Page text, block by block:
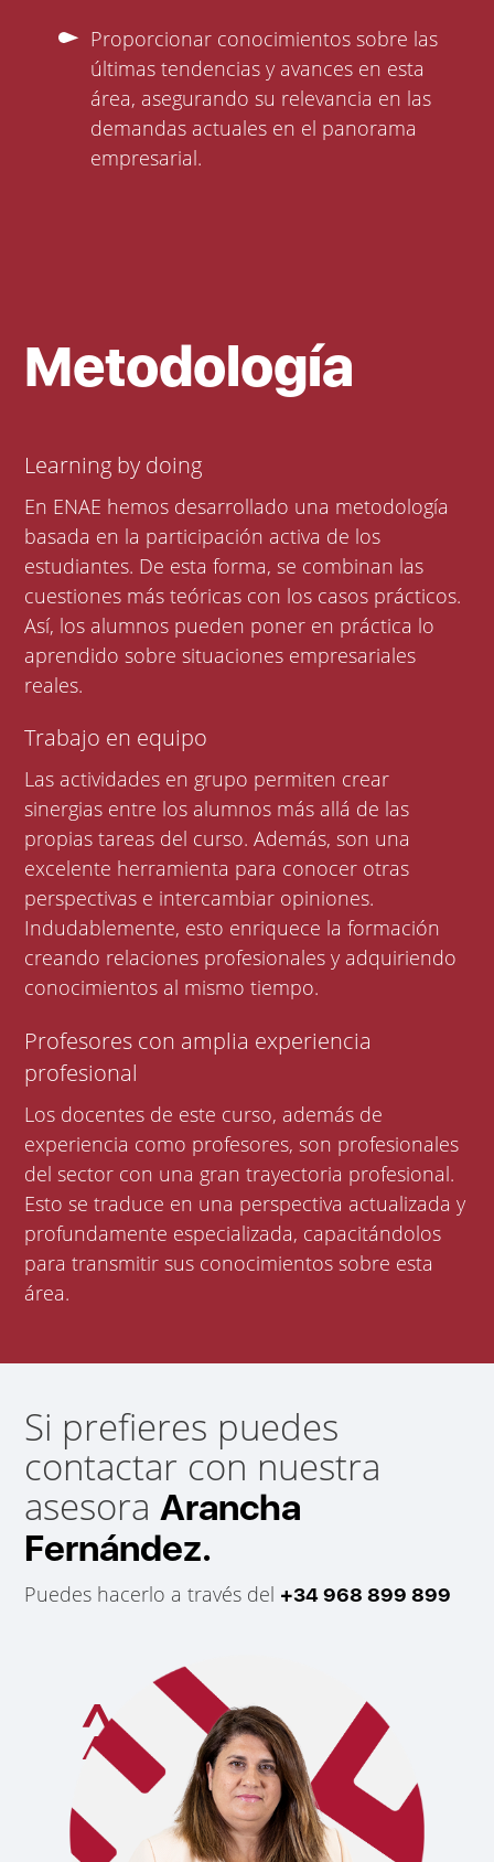
Proporcionar conocimientos sobre las
últimas tendencias y avances en esta
área, asegurando su relevancia en las
demandas actuales en el panorama
empresarial.
Metodología
Learning by doing
En ENAE hemos desarrollado una metodología
basada en la participación activa de los
estudiantes. De esta forma, se combinan las
cuestiones más teóricas con los casos prácticos.
Así, los alumnos pueden poner en práctica lo
aprendido sobre situaciones empresariales
reales.
Trabajo en equipo
Las actividades en grupo permiten crear
sinergias entre los alumnos más allá de las
propias tareas del curso. Además, son una
excelente herramienta para conocer otras
perspectivas e intercambiar opiniones.
Indudablemente, esto enriquece la formación
creando relaciones profesionales y adquiriendo
conocimientos al mismo tiempo.
Profesores con amplia experiencia
profesional
Los docentes de este curso, además de
experiencia como profesores, son profesionales
del sector con una gran trayectoria profesional.
Esto se traduce en una perspectiva actualizada y
profundamente especializada, capacitándolos
para transmitir sus conocimientos sobre esta
área.
Si prefieres puedes
contactar con nuestra
asesoraArancha
Fernández.
Puedes hacerlo a través del +34 968 899 899